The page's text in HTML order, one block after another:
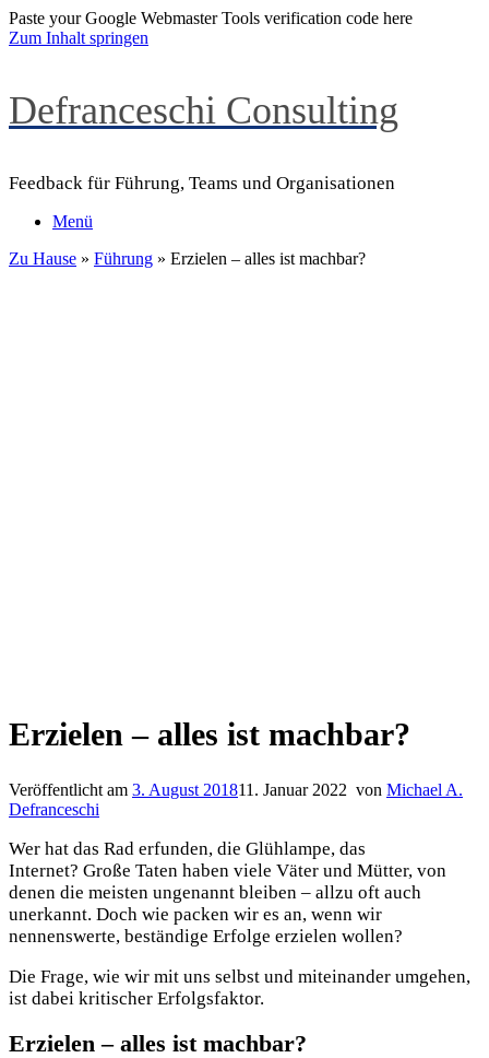
Paste your Google Webmaster Tools verification code here
Zum Inhalt springen
Defranceschi Consulting
Feedback für Führung, Teams und Organisationen
Menü
Zu Hause » Führung » Erzielen – alles ist machbar?
Erzielen – alles ist machbar?
Veröffentlicht am 3. August 201811. Januar 2022 von Michael A.
Defranceschi
Wer hat das Rad erfunden, die Glühlampe, das
Internet? Große Taten haben viele Väter und Mütter, von
denen die meisten ungenannt bleiben – allzu oft auch
unerkannt. Doch wie packen wir es an, wenn wir
nennenswerte, beständige Erfolge erzielen wollen?
Die Frage, wie wir mit uns selbst und miteinander umgehen,
ist dabei kritischer Erfolgsfaktor.
Erzielen – alles ist machbar?